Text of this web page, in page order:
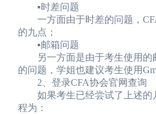
▪时差问题
一方面由于时差的问题，CFA
的九点；
▪邮箱问题
另一方面是由于考生使用的邮
的问题，学姐也建议考生使用
2、登录CFA协会官网查询
如果考生已经尝试了上述的几
程为：